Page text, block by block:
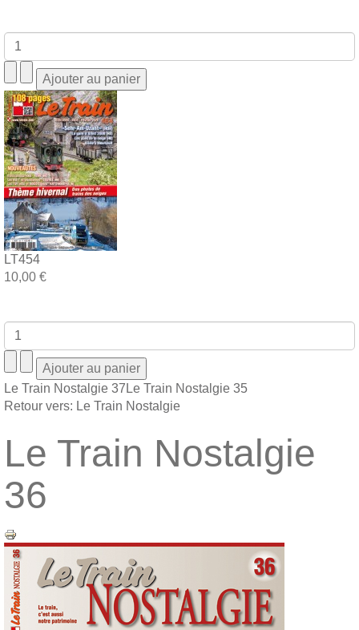
LT454
10,00 €
Le Train Nostalgie 37 Le Train Nostalgie 35
Retour vers: Le Train Nostalgie
Le Train Nostalgie
36